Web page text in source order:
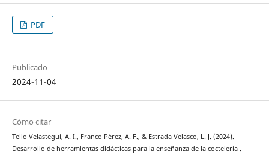
PDF
Publicado
2024-11-04
Cómo citar
Tello Velasteguí, A. I., Franco Pérez, A. F., & Estrada Velasco, L. J. (2024).
Desarrollo de herramientas didácticas para la enseñanza de la coctelería .